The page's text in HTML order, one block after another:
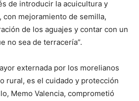
de introducir la acuicultura y
mejoramiento de semilla,
de los aguajes y contar con un
no sea de terracería”.
externada por los morelianos
rural, es el cuidado y protección
Memo Valencia, comprometió